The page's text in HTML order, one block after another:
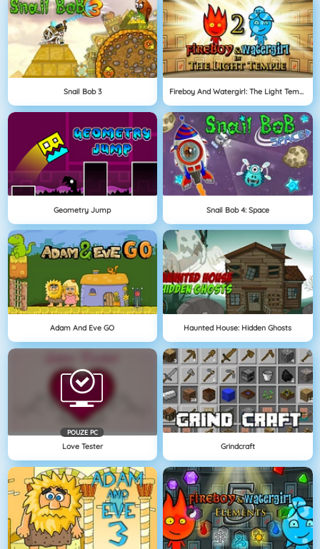
Snail Bob 3 Fireboy And Watergirl: The Light Temple
Geometry Jump Snail Bob 4: Space
Adam And Eve GO Haunted House: Hidden Ghosts
POUZE PC
Love Tester Grindcraft